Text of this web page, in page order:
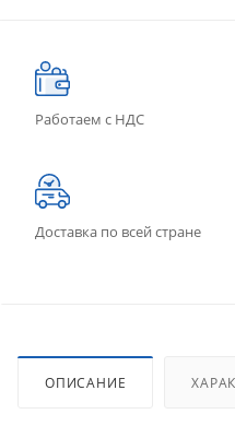
Работаем с НДС
Доставка по всей стране
ОПИСАНИЕ